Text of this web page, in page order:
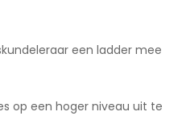
een ladder mee
op een hoger niveau uit te